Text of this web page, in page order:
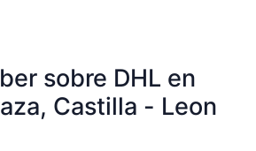
sobre DHL en
Castilla - Leon